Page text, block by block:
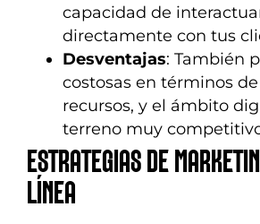
capacidad de
directamente con tus
Desventajas: También
costosas en términos
recursos, y el ámbito
terreno muy
ESTRATEGIAS DE
LÍNEA